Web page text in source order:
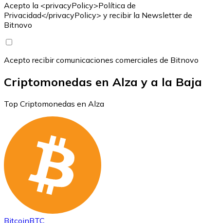
Acepto la <privacyPolicy>Política de
Privacidad</privacyPolicy> y recibir la Newsletter de
Bitnovo
Acepto recibir comunicaciones comerciales de Bitnovo
Criptomonedas en Alza y a la Baja
Top Criptomonedas en Alza
BitcoinBTC